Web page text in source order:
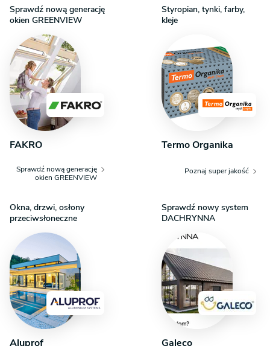
Sprawdź nową generację
okien GREENVIEW
FAKRO
Sprawdź nową generację
okien GREENVIEW
Styropian, tynki, farby,
kleje
Termo Organika
Poznaj super jakość
Okna, drzwi, osłony
przeciwsłoneczne
Aluprof
Sprawdź nowy system
DACHRYNNA
Galeco